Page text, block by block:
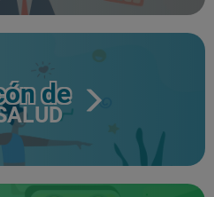
de